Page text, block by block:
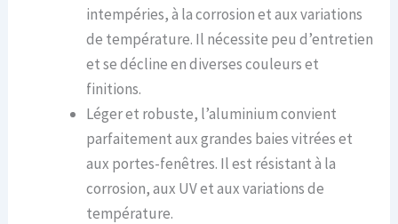
intempéries, à la corrosion et aux variations
de température. Il nécessite peu d’entretien
et se décline en diverses couleurs et
finitions.
Léger et robuste, l’aluminium convient
parfaitement aux grandes baies vitrées et
aux portes-fenêtres. Il est résistant à la
corrosion, aux UV et aux variations de
température.